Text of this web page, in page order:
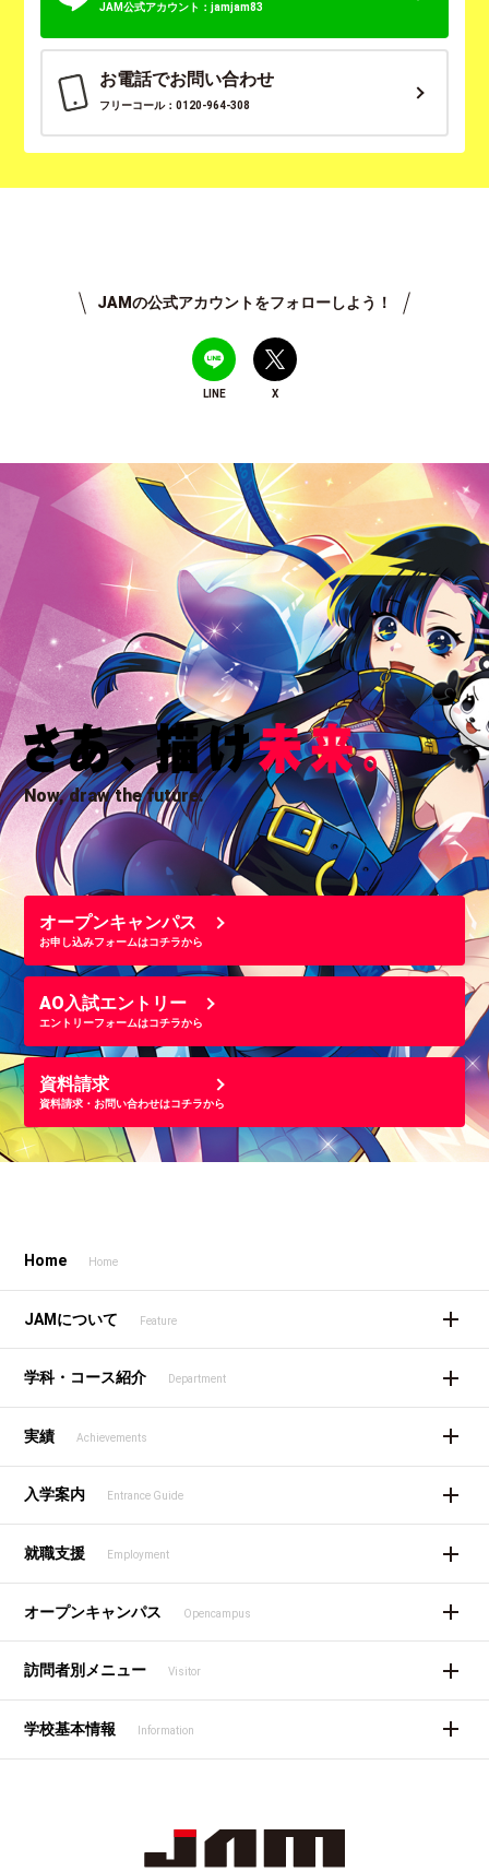
JAM公式アカウント：jamjam83
お電話でお問い合わせ
フリーコール：0120-964-308
JAMの公式アカウントをフォローしよう！
LINE X
Now, draw the future.
オープンキャンパス
お申し込みフォームはコチラから
AO入試エントリー
エントリーフォームはコチラから
資料請求
資料請求・お問い合わせはコチラから
Home Home
JAMについて Feature
学科・コース紹介 Department
実績 Achievements
入学案内 Entrance Guide
就職支援 Employment
オープンキャンパス Opencampus
訪問者別メニュー Visitor
学校基本情報 Information